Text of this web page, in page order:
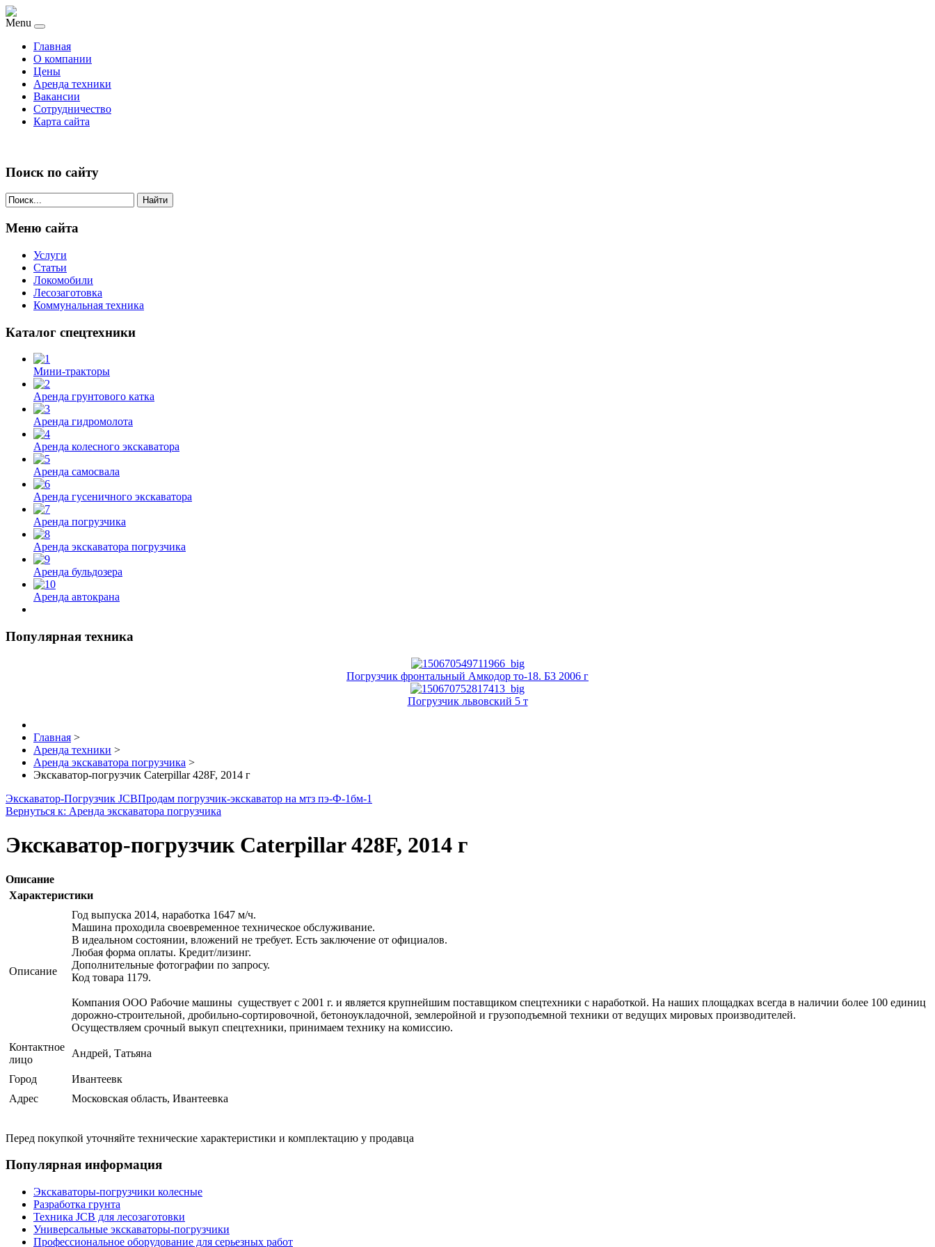
Menu
Главная
О компании
Цены
Аренда техники
Вакансии
Сотрудничество
Карта сайта
Поиск по сайту
Найти
Меню сайта
Услуги
Статьи
Локомобили
Лесозаготовка
Коммунальная техника
Каталог спецтехники
Мини-тракторы
Аренда грунтового катка
Аренда гидромолота
Аренда колесного экскаватора
Аренда самосвала
Аренда гусеничного экскаватора
Аренда погрузчика
Аренда экскаватора погрузчика
Аренда бульдозера
Аренда автокрана
Популярная техника
Погрузчик фронтальный Амкодор то-18. Б3 2006 г
Погрузчик львовский 5 т
Главная >
Аренда техники >
Аренда экскаватора погрузчика >
Экскаватор-погрузчик Caterpillar 428F, 2014 г
Экскаватор-Погрузчик JCBПродам погрузчик-экскаватор на мтз пэ-Ф-1бм-1
Вернуться к: Аренда экскаватора погрузчика
Экскаватор-погрузчик Caterpillar 428F, 2014 г
Описание
Характеристики
Описание
Год выпуска 2014, наработка 1647 м/ч.
Машина проходила своевременное техническое обслуживание.
В идеальном состоянии, вложений не требует. Есть заключение от официалов.
Любая форма оплаты. Кредит/лизинг.
Дополнительные фотографии по запросу.
Код товара 1179.
Компания ООО Рабочие машины существует с 2001 г. и является крупнейшим поставщиком спецтехники с наработкой. На наших площадках всегда в наличии более 100 единиц
дорожно-строительной, дробильно-сортировочной, бетоноукладочной, землеройной и грузоподъемной техники от ведущих мировых производителей.
Осуществляем срочный выкуп спецтехники, принимаем технику на комиссию.
Контактное
лицо
Андрей, Татьяна
Город
Ивантеевк
Адрес
Московская область, Ивантеевка
Перед покупкой уточняйте технические характеристики и комплектацию у продавца
Популярная информация
Экскаваторы-погрузчики колесные
Разработка грунта
Техника JCB для лесозаготовки
Универсальные экскаваторы-погрузчики
Профессиональное оборудование для серьезных работ